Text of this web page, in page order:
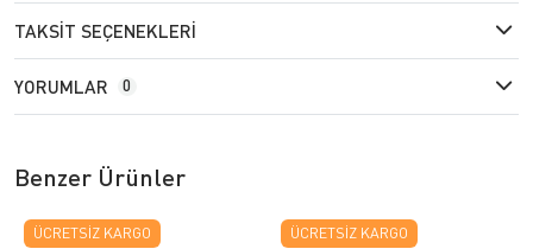
TAKSIT SEÇENEKLERI
YORUMLAR 0
Benzer Ürünler
ÜCRETSIZ KARGO ÜCRETSIZ KARGO